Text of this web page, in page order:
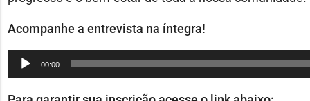
Acompanhe a entrevista na íntegra!
Tocador
de
áudio
00:00